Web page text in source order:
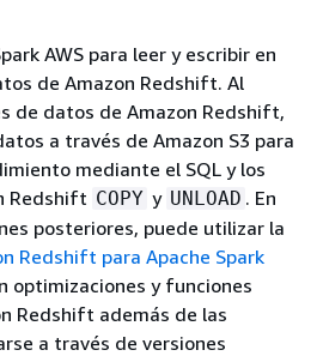
AWS para leer y escribir en
de Amazon Redshift. Al
de datos de Amazon Redshift,
a través de Amazon S3 para
mediante el SQL y los
Redshift COPY y UNLOAD . En
posteriores, puede utilizar la
Redshift para Apache Spark
optimizaciones y funciones
Redshift además de las
a través de versiones